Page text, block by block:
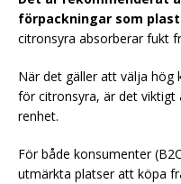
förpackningar som
citronsyra absorberar fukt
När det gäller att välja hög
för citronsyra, är det viktigt
renhet.
För både konsumenter
utmärkta platser att köpa